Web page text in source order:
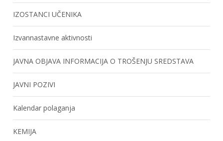
IZOSTANCI UČENIKA
Izvannastavne aktivnosti
JAVNA OBJAVA INFORMACIJA O TROŠENJU SREDSTAVA
JAVNI POZIVI
Kalendar polaganja
KEMIJA